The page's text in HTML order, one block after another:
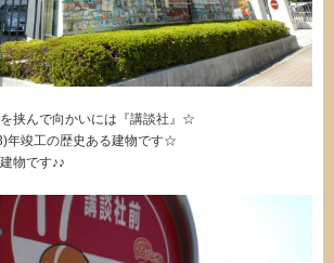
挟んで向かいには『講談社』☆
年竣工の歴史ある建物です☆
物です♪♪